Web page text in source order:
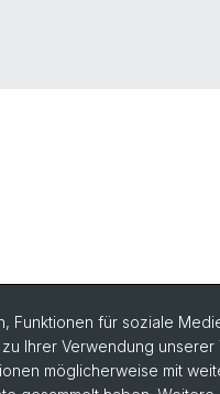
Funktionen für soziale
Ihrer Verwendung
möglicherweise mit